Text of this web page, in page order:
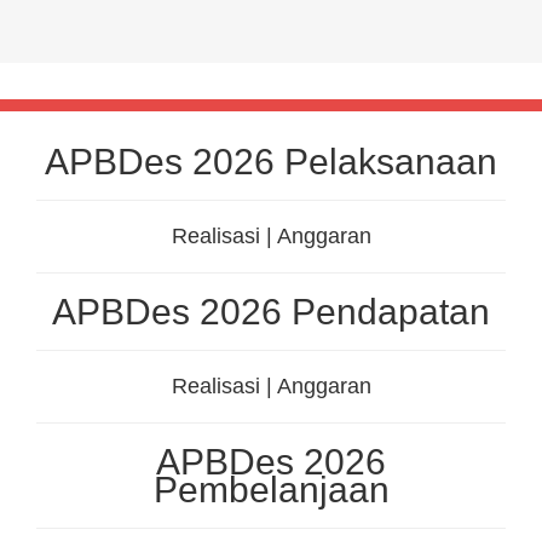
APBDes 2026 Pelaksanaan
Realisasi | Anggaran
APBDes 2026 Pendapatan
Realisasi | Anggaran
APBDes 2026
Pembelanjaan